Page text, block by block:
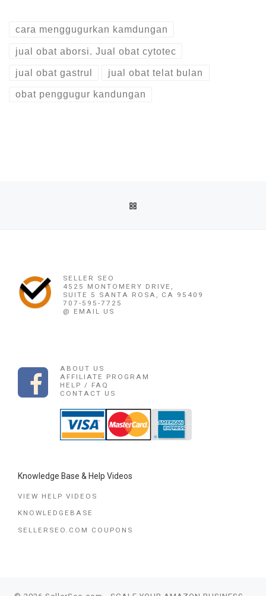
cara menggugurkan kamdungan
jual obat aborsi. Jual obat cytotec
jual obat gastrul jual obat telat bulan
obat penggugur kandungan
SELLER SEO
4525 MONTOMERY DRIVE,
SUITE 5 SANTA ROSA, CA 95409
707-595-7725
@ EMAIL US
ABOUT US
AFFILIATE PROGRAM
HELP / FAQ
CONTACT US
Knowledge Base & Help Videos
VIEW HELP VIDEOS
KNOWLEDGEBASE
SELLERSEO.COM COUPONS